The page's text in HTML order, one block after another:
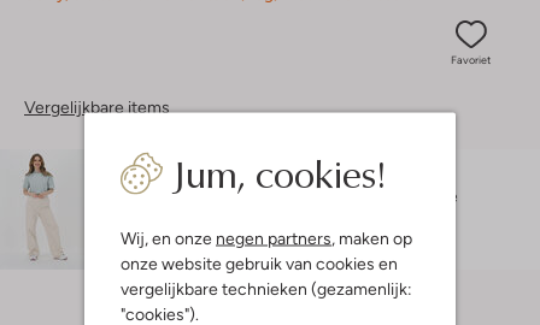
Jum, cookies!
Wij, en onze negen partners, maken op
onze website gebruik van cookies en
vergelijkbare technieken (gezamenlijk:
"cookies").
Favoriet
Vergelijkbare items
Maatadvies
Nicole is 1 meter 70 lang en draagt maat S.
De